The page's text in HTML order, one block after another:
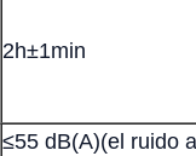
2h±1min
≤55 dB(A)(el ruido